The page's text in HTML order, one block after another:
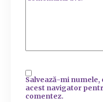
Salvează-mi numele,
acest navigator
comentez.